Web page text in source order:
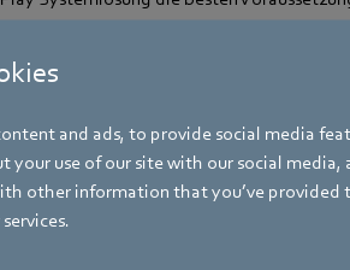
and ads, to provide social media
your use of our site with our social media,
other information that you’ve provided
G3G 315. Erstmals werden
Planer ergeben sich dadurch ganz neue
bautechnischen Aufwand sowie
GreenTech EC-Technologie